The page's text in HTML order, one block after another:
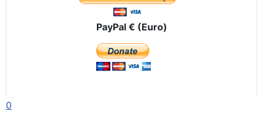
0
PayPal € (Euro)